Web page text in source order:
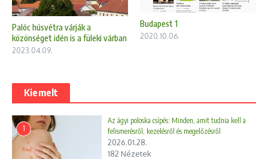
Palóc húsvétra várják a
közönséget idén is a füleki várban
2023.04.09.
Budapest 1
2020.10.06.
Kiemelt
1
Az ágyi poloska csípés: Minden, amit tudnia kell a
felismerésről, kezelésről és megelőzésről
2026.01.28.
182 Nézetek